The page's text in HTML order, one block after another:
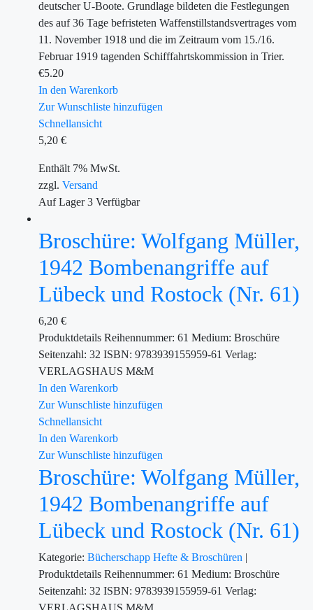
deutscher U-Boote. Grundlage bildeten die Festlegungen
des auf 36 Tage befristeten Waffenstillstandsvertrages vom
11. November 1918 und die im Zeitraum vom 15./16.
Februar 1919 tagenden Schifffahrtskommission in Trier.
€5.20
In den Warenkorb
Zur Wunschliste hinzufügen
Schnellansicht
5,20 €
Enthält 7% MwSt.
zzgl. Versand
Auf Lager3 Verfügbar
Broschüre: Wolfgang Müller,
1942 Bombenangriffe auf
Lübeck und Rostock (Nr. 61)
6,20 €
Produktdetails Reihennummer: 61 Medium: Broschüre
Seitenzahl: 32 ISBN: 9783939155959-61 Verlag:
VERLAGSHAUS M&M
In den Warenkorb
Zur Wunschliste hinzufügen
Schnellansicht
In den Warenkorb
Zur Wunschliste hinzufügen
Broschüre: Wolfgang Müller,
1942 Bombenangriffe auf
Lübeck und Rostock (Nr. 61)
Kategorie: Bücherschapp Hefte & Broschüren |
Produktdetails Reihennummer: 61 Medium: Broschüre
Seitenzahl: 32 ISBN: 9783939155959-61 Verlag:
VERLAGSHAUS M&M